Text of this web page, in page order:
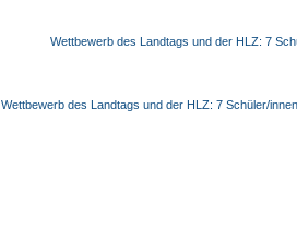
Wettbewerb des Landtags und der HLZ: 7
Wettbewerb des Landtags und der HLZ: 7 Schüler/